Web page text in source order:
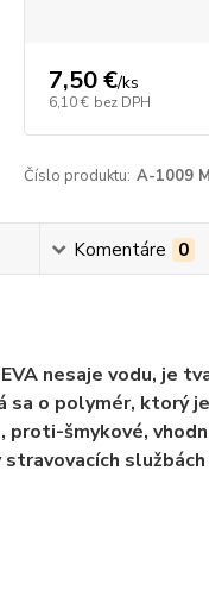
7,50 €/ks
6,10 € bez DPH
Číslo produktu: A-1009
Komentáre 0
nesaje vodu, je
o polymér, ktorý
šmykové,